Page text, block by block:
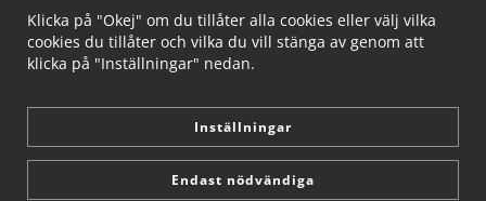
Klicka på "Okej" om du tillåter alla cookies eller välj vilka
cookies du tillåter och vilka du vill stänga av genom att
klicka på "Inställningar" nedan.
Inställningar
Endast nödvändiga